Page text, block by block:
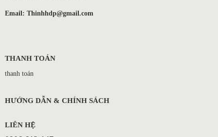
XƯỞNG NỘI THẤT TRỰC TIẾP SẢN XUẤT BÌNH
DƯƠNG
một xưởng nội thất trực tiếp sản xuất Bình Dương uy tín là ưu tiên
tại xưởng không chỉ giúp bạn dễ dàng kiểm soát chất lượng nguyên vật
Email: Thinhhdp@gmail.com
THANH TOÁN
thanh toán
HƯỚNG DẪN & CHÍNH SÁCH
LIÊN HỆ